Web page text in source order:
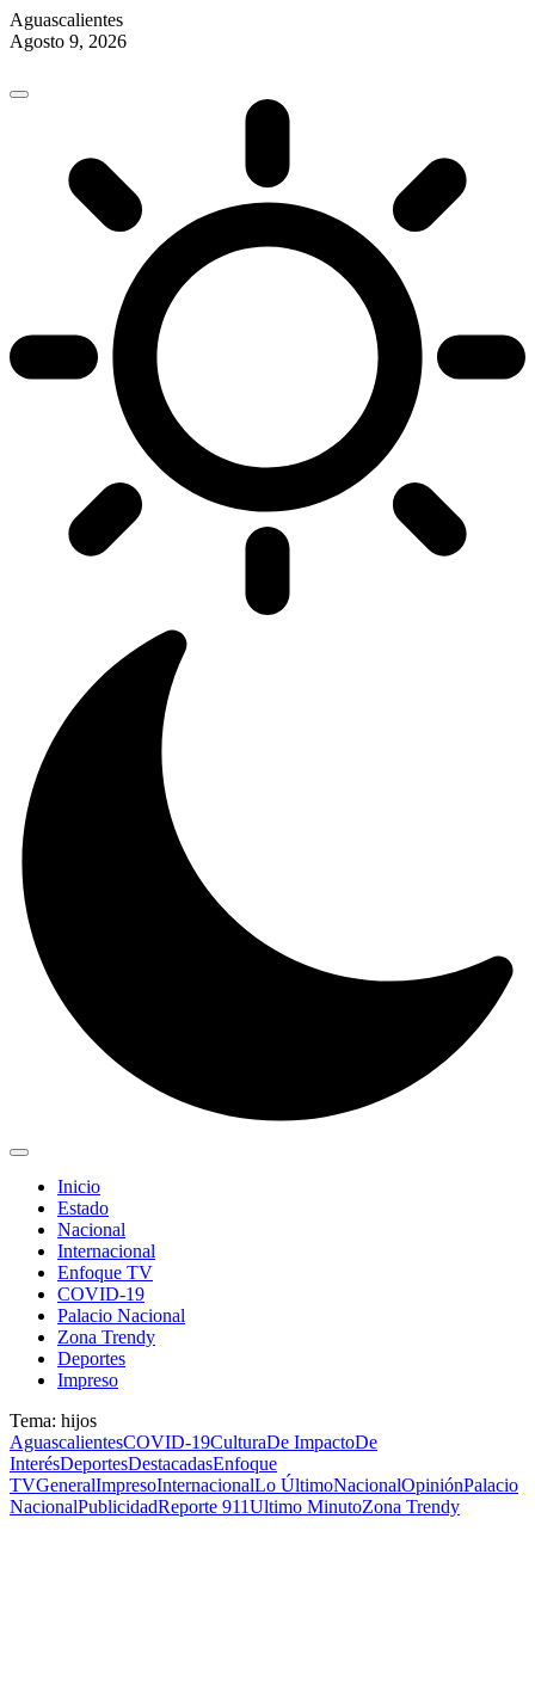
Aguascalientes
Agosto 9, 2026
content
Inicio
Estado
Nacional
Internacional
Enfoque TV
COVID-19
Palacio Nacional
Zona Trendy
Deportes
Impreso
Tema: hijos
AguascalientesCOVID-19CulturaDe ImpactoDe
InterésDeportesDestacadasEnfoque
TVGeneralImpresoInternacionalLo ÚltimoNacionalOpiniónPalacio
NacionalPublicidadReporte 911Ultimo MinutoZona Trendy